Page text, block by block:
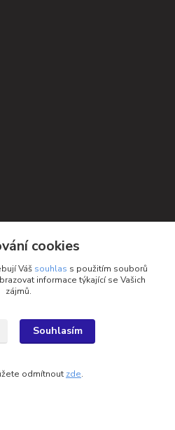
cookies
Váš souhlas s použitím souborů
informace týkající se Vašich
zájmů.
Souhlasím
odmítnout zde.